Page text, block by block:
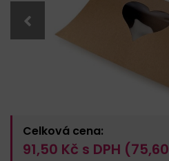
Celková cena:
91,50 Kč s DPH (75,60